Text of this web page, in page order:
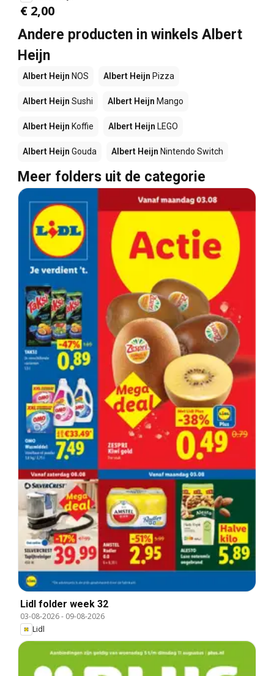
€ 2,00
Andere producten in winkels Albert
Heijn
Albert Heijn NOS Albert Heijn Pizza
Albert Heijn Sushi Albert Heijn Mango
Albert Heijn Koffie Albert Heijn LEGO
Albert Heijn Gouda Albert Heijn Nintendo Switch
Meer folders uit de categorie
Lidl folder week 32
03-08-2026- 09-08-2026
Lidl